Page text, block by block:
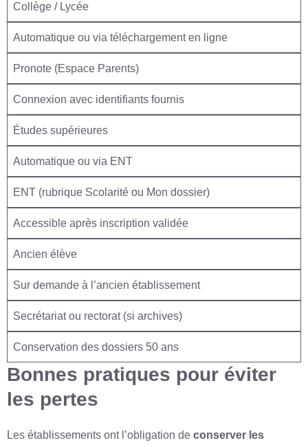
Collège / Lycée
Automatique ou via téléchargement en ligne
Pronote (Espace Parents)
Connexion avec identifiants fournis
Études supérieures
Automatique ou via ENT
ENT (rubrique Scolarité ou Mon dossier)
Accessible après inscription validée
Ancien élève
Sur demande à l’ancien établissement
Secrétariat ou rectorat (si archives)
Conservation des dossiers 50 ans
Bonnes pratiques pour éviter
les pertes
Les établissements ont l’obligation de conserver les